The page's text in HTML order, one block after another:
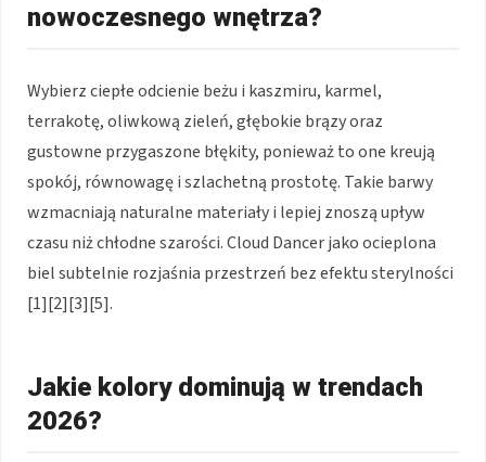
nowoczesnego wnętrza?
Wybierz ciepłe odcienie beżu i kaszmiru, karmel,
terrakotę, oliwkową zieleń, głębokie brązy oraz
gustowne przygaszone błękity, ponieważ to one kreują
spokój, równowagę i szlachetną prostotę. Takie barwy
wzmacniają naturalne materiały i lepiej znoszą upływ
czasu niż chłodne szarości. Cloud Dancer jako ocieplona
biel subtelnie rozjaśnia przestrzeń bez efektu sterylności
[1][2][3][5].
Jakie kolory dominują w trendach
2026?